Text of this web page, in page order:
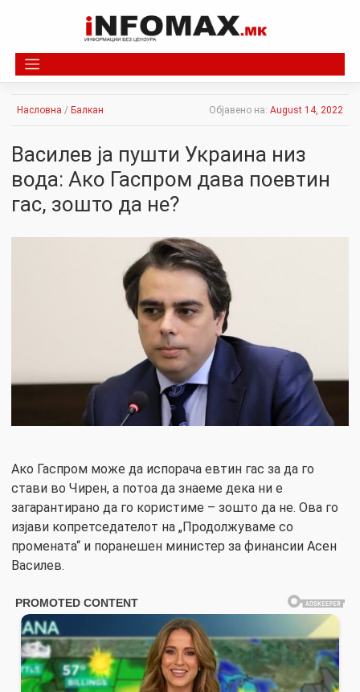
Насловна / Балкан Објавено на: August 14, 2022
Василев ја пушти Украина низ
вода: Ако Гаспром дава поевтин
гас, зошто да не?
Ако Гаспром може да испорача евтин гас за да го
стави во Чирен, а потоа да знаеме дека ни е
загарантирано да го користиме – зошто да не. Ова го
изјави копретседателот на „Продолжуваме со
промената“ и поранешен министер за финансии Асен
Василев.